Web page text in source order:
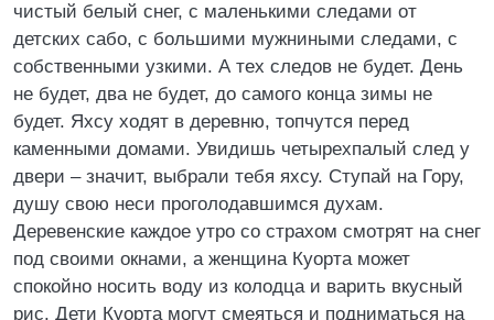
чистый белый снег, с маленькими следами от
детских сабо, с большими мужниными следами, с
собственными узкими. А тех следов не будет. День
не будет, два не будет, до самого конца зимы не
будет. Яхсу ходят в деревню, топчутся перед
каменными домами. Увидишь четырехпалый след у
двери – значит, выбрали тебя яхсу. Ступай на Гору,
душу свою неси проголодавшимся духам.
Деревенские каждое утро со страхом смотрят на снег
под своими окнами, а женщина Куорта может
спокойно носить воду из колодца и варить вкусный
рис. Дети Куорта могут смеяться и подниматься на